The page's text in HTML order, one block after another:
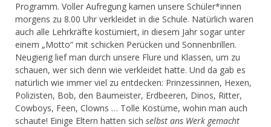
Programm. Voller Aufregung kamen unsere Schüler*innen
morgens zu 8.00 Uhr verkleidet in die Schule. Natürlich waren
auch alle Lehrkräfte kostümiert, in diesem Jahr sogar unter
einem „Motto“ mit schicken Perücken und Sonnenbrillen.
Neugierig lief man durch unsere Flure und Klassen, um zu
schauen, wer sich denn wie verkleidet hatte. Und da gab es
natürlich wie immer viel zu entdecken: Prinzessinnen, Hexen,
Polizisten, Bob, den Baumeister, Erdbeeren, Dinos, Ritter,
Cowboys, Feen, Clowns … Tolle Kostüme, wohin man auch
schaute! Einige Eltern hatten sich selbst ans Werk gemacht